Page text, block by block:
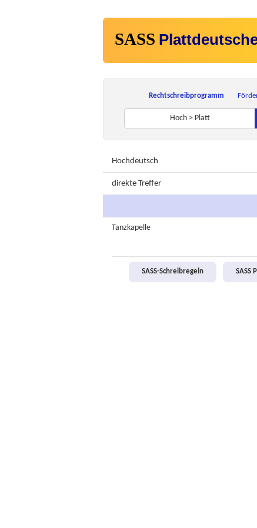
SASS
Rechtschreibprogramm
Hoch > Platt
Hochdeutsch
direkte Treffer
Tanzkapelle
SASS-Schreibregeln SASS